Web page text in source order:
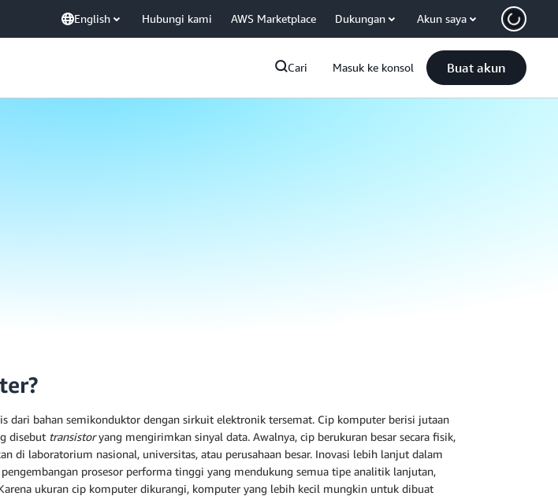
English Hubungi kami AWS Marketplace Dukungan Akun saya
Cari Masuk ke konsol Buat akun
dari bahan semikonduktor dengan sirkuit elektronik tersemat. Cip komputer berisi jutaan
disebut transistoryang mengirimkan sinyal data. Awalnya, cip berukuran besar secara fisik,
di laboratorium nasional, universitas, atau perusahaan besar. Inovasi lebih lanjut dalam
prosesor performa tinggi yang mendukung semua tipe analitik lanjutan,
ukuran cip komputer dikurangi, komputer yang lebih kecil mungkin untuk dibuat